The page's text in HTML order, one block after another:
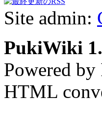
Site admin:
PukiWiki
Powered
HTML